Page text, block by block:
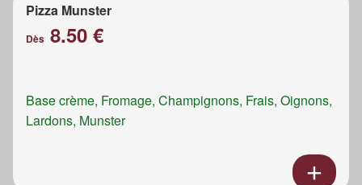
Pizza Munster
Dès 8.50 €
Base crème, Fromage, Champignons, Frais, Oignons,
Lardons, Munster